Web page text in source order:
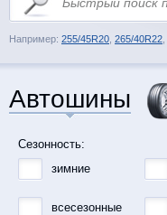
Например: 255/45R20 265/40R22
Автошины
Сезонность:
зимние
всесезонные